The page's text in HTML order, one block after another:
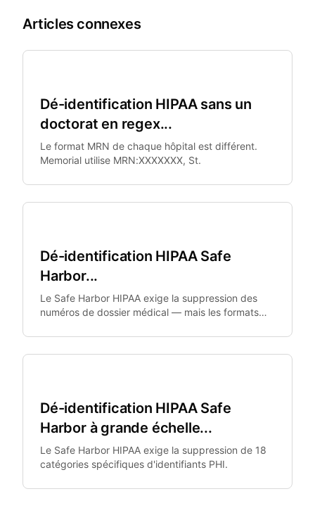
Articles connexes
Dé-identification HIPAA sans un
doctorat en regex...
Le format MRN de chaque hôpital est différent.
Memorial utilise MRN:XXXXXXX, St.
Dé-identification HIPAA Safe
Harbor...
Le Safe Harbor HIPAA exige la suppression des
numéros de dossier médical — mais les formats
Dé-identification HIPAA Safe
Harbor à grande échelle...
Le Safe Harbor HIPAA exige la suppression de 18
catégories spécifiques d'identifiants PHI.